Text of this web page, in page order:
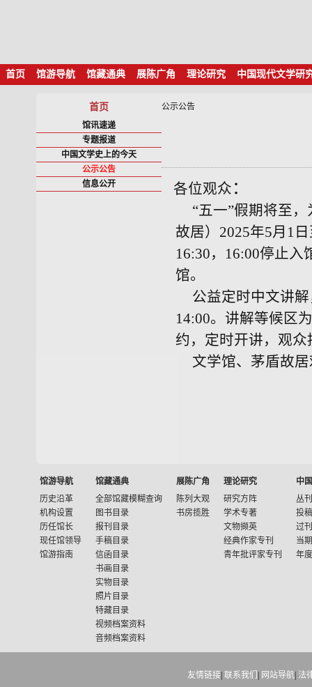
首页 馆游导航 馆藏通典 展陈广角 理论研究 中国现代文学研
首页
公示公告
馆讯速递
专题报道
中国文学史上的今天
公示公告
信息公开
各位观众 ：
“五一”假期将至
故居）2025年5月1
16:30，16:00停止入
馆。
公益定时中文讲
14:00。讲解等候区
约，定时开讲，观众
文学馆、茅盾故
馆游导航
历史沿革
机构设置
历任馆长
现任馆领导
馆游指南
馆藏通典
全部馆藏模糊查询
图书目录
报刊目录
手稿目录
信函目录
书画目录
实物目录
照片目录
特藏目录
视频档案资料
音频档案资料
展陈广角
陈列大观
书房揽胜
理论研究
研究方阵
学术专著
文物撷英
经典作家专刊
青年批评家专刊
中
丛
投
过
当
年
友情链接 联系我们 网站导航 法